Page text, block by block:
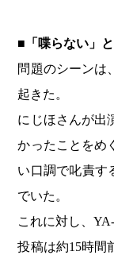
■「喋らない」
問題のシーンは
起きた。
にじほさんが出
かったことをめ
い口調で叱責す
でいた。
これに対し、
投稿は約15時間